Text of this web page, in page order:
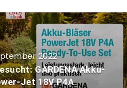
2022
GARDENA Akku-
Jet 18V P4A